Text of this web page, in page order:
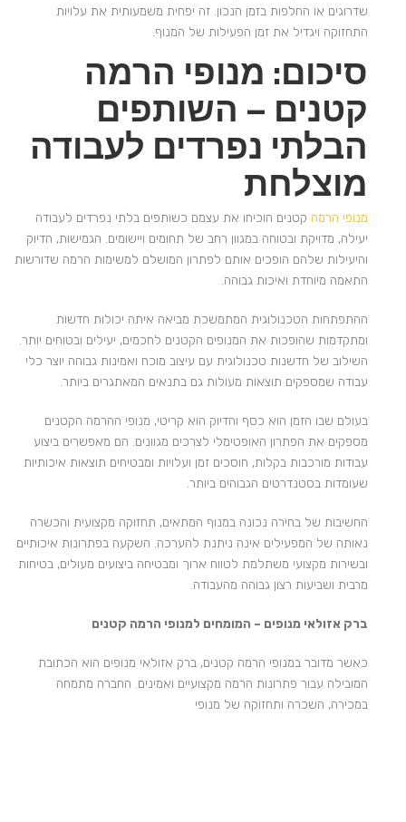
שדרוגים או החלפות בזמן הנכון. זה יפחית משמעותית את עלויות
התחזוקה ויגדיל את זמן הפעילות של המנוף.
סיכום: מנופי הרמה
קטנים – השותפים
הבלתי נפרדים לעבודה
מוצלחת
מנופי הרמה קטנים הוכיחו את עצמם כשותפים בלתי נפרדים לעבודה
יעילה, מדויקת ובטוחה במגוון רחב של תחומים ויישומים. הגמישות, הדיוק
והיעילות שלהם הופכים אותם לפתרון המושלם למשימות הרמה שדורשות
התאמה מיוחדת ואיכות גבוהה.
ההתפתחות הטכנולוגית המתמשכת מביאה איתה יכולות חדשות
ומתקדמות שהופכות את המנופים הקטנים לחכמים, יעילים ובטוחים יותר.
השילוב של חדשנות טכנולוגית עם עיצוב מוכח ואמינות גבוהה יוצר כלי
עבודה שמספקים תוצאות מעולות גם בתנאים המאתגרים ביותר.
בעולם שבו הזמן הוא כסף והדיוק הוא קריטי, מנופי ההרמה הקטנים
מספקים את הפתרון האופטימלי לצרכים מגוונים. הם מאפשרים ביצוע
עבודות מורכבות בקלות, חוסכים זמן ועלויות ומבטיחים תוצאות איכותיות
שעומדות בסטנדרטים הגבוהים ביותר.
החשיבות של בחירה נכונה במנוף המתאים, תחזוקה מקצועית והכשרה
נאותה של המפעילים אינה ניתנת להערכה. השקעה בפתרונות איכותיים
ובשירות מקצועי משתלמת לטווח ארוך ומבטיחה ביצועים מעולים, בטיחות
מרבית ושביעות רצון גבוהה מהעבודה.
ברק אזולאי מנופים – המומחים למנופי הרמה קטנים
כאשר מדובר במנופי הרמה קטנים, ברק אזולאי מנופים הוא הכתובת
המובילה עבור פתרונות הרמה מקצועיים ואמינים. החברה מתמחה
במכירה, השכרה ותחזוקה של מנופי